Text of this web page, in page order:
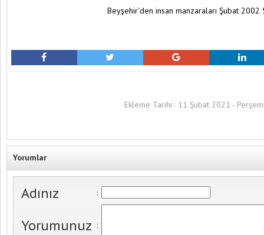
Beyşehir'den insan manzaraları Şubat 2002
Ekleme Tarihi : 11 Şubat 2021 -
Yorumlar
Adınız :
Yorumunuz :